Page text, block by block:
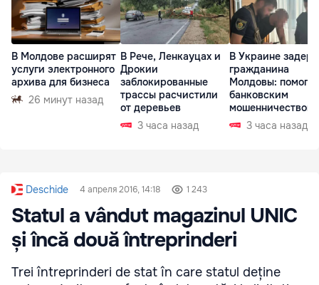
В Молдове расширят
услуги электронного
архива для бизнеса
26 минут назад
В Рече, Ленкауцах и
Дрокии
заблокированные
трассы расчистили
от деревьев
3 часа назад
В Украине
гражданина
Молдовы:
банковским
мошенничеством
Чехии3 часа назад
Deschide 4 апреля 2016, 14:18 1 243
Statul a vândut magazinul UNIC
și încă două întreprinderi
Trei întreprinderi de stat în care statul deține